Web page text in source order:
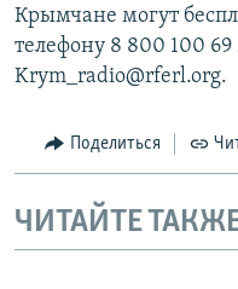
Крымчане могут
телефону 8 800 100 69
Krym_radio@rferl.org.
Поделиться
ЧИТАЙТЕ